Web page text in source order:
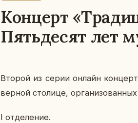
Концерт
Пятьдесят лет
Второй из серии онлайн
вер­ной сто­ли­це,
I от­де­ле­ние.